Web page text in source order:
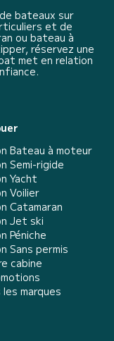
bateaux sur
et de
ou bateau à
réservez une
met en relation
Bateau à moteur
Semi-rigide
Yacht
Voilier
Catamaran
Jet ski
Péniche
Sans permis
cabine
marques